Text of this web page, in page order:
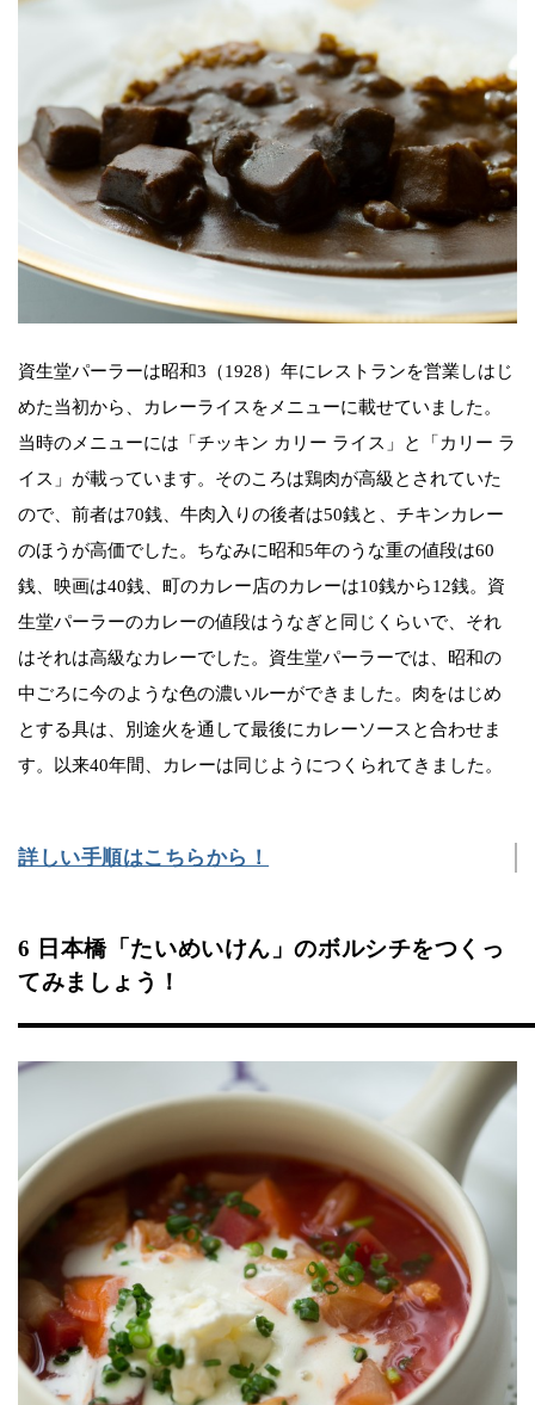
資生堂パーラーは昭和3（1928）年にレストランを営業しはじ
めた当初から、カレーライスをメニューに載せていました。
当時のメニューには「チッキン カリー ライス」と「カリー ラ
イス」が載っています。そのころは鶏肉が高級とされていた
ので、前者は70銭、牛肉入りの後者は50銭と、チキンカレー
のほうが高価でした。ちなみに昭和5年のうな重の値段は60
銭、映画は40銭、町のカレー店のカレーは10銭から12銭。資
生堂パーラーのカレーの値段はうなぎと同じくらいで、それ
はそれは高級なカレーでした。資生堂パーラーでは、昭和の
中ごろに今のような色の濃いルーができました。肉をはじめ
とする具は、別途火を通して最後にカレーソースと合わせま
す。以来40年間、カレーは同じようにつくられてきました。
詳しい手順はこちらから！
6 日本橋「たいめいけん」のボルシチをつくっ
てみましょう！